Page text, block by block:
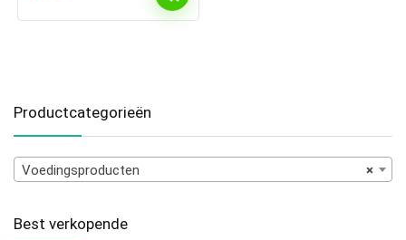
Productcategorieën
×
Voedingsproducten
Best verkopende